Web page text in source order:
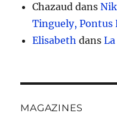
Chazaud dans
Tinguely, Pontus
Elisabeth dans
MAGAZINES